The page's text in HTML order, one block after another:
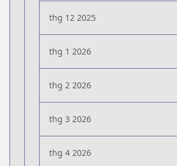
thg 12 2025
thg 1 2026
thg 2 2026
thg 3 2026
thg 4 2026